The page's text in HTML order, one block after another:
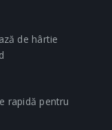
de hârtie
rapidă pentru